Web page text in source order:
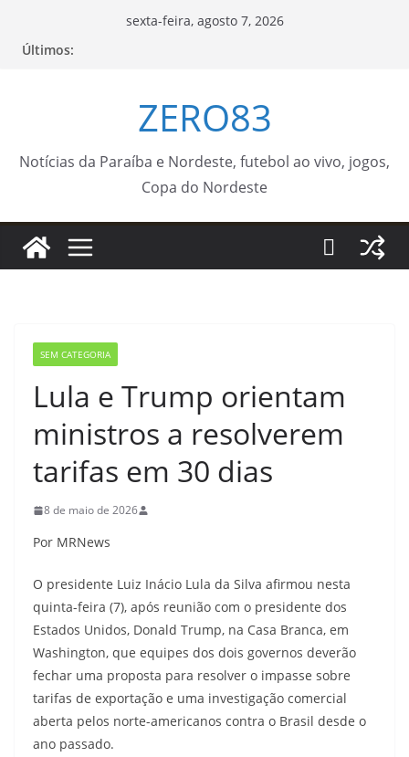
sexta-feira, agosto 7, 2026
Últimos:
ZERO83
Notícias da Paraíba e Nordeste, futebol ao vivo, jogos,
Copa do Nordeste
SEM CATEGORIA
Lula e Trump orientam
ministros a resolverem
tarifas em 30 dias
8 de maio de 2026
Por MRNews
O presidente Luiz Inácio Lula da Silva afirmou nesta
quinta-feira (7), após reunião com o presidente dos
Estados Unidos, Donald Trump, na Casa Branca, em
Washington, que equipes dos dois governos deverão
fechar uma proposta para resolver o impasse sobre
tarifas de exportação e uma investigação comercial
aberta pelos norte-americanos contra o Brasil desde o
ano passado.